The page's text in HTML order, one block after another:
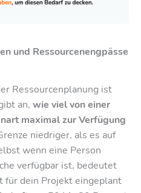
und Ressourcenengpässe
Ressourcenplanung ist
an, wie viel von einer
maximal zur Verfügung
niedriger, als es auf
wenn eine Person
verfügbar ist, bedeutet
für dein Projekt eingeplant